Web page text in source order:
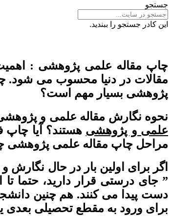
جستجو
این کادر جستجو را ببندید.
چاپ مقاله علمی پژوهشی :
مقالات در دنیا محسوب می شود.
پژوهشی بسیار مهم است؟
نحوه نگارش مقاله علمی و
علمی و پژوهشی هستند؟ آیا
مراحل چاپ مقاله علمی
اگر برای اولین بار در حال
” جای درستی قرار دارید، حتما تا
دست پیدا می کنند. هم چنین
برای ورود به مقطع تحصیلی بعدی یا